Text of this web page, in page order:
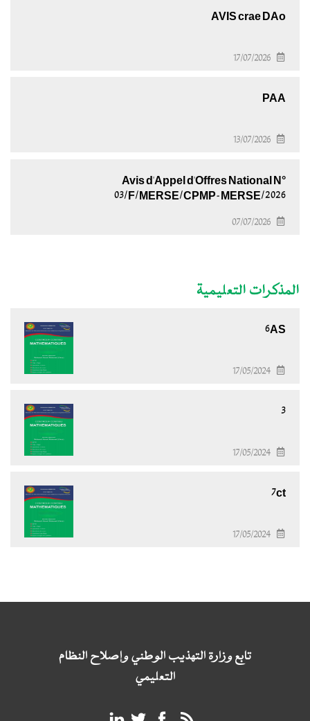
AVIS crae DAo
17/07/2026
PAA
13/07/2026
Avis d'Appel d'Offres National N°
03/F/MERSE/CPMP-MERSE/2026
07/07/2026
المذكرات التعليمية
6AS
17/05/2024
3
17/05/2024
7ct
17/05/2024
تابع وزارة التهذيب الوطني وإصلاح النظام
التعليمي